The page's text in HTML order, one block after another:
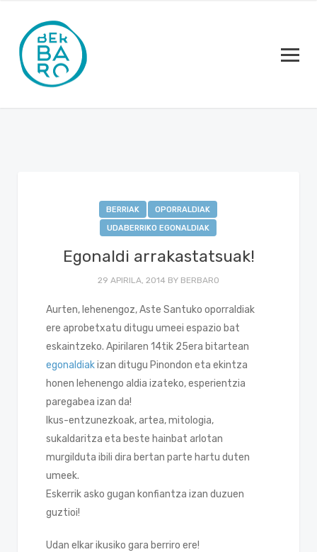
BERRIAK
OPORRALDIAK
UDABERRIKO EGONALDIAK
Egonaldi arrakastatsuak!
29 APIRILA, 2014 BY BERBARO
Aurten, lehenengoz, Aste Santuko oporraldiak
ere aprobetxatu ditugu umeei espazio bat
eskaintzeko. Apirilaren 14tik 25era bitartean
egonaldiakizan ditugu Pinondon eta ekintza
honen lehenengo aldia izateko, esperientzia
paregabea izan da!
Ikus-entzunezkoak, artea, mitologia,
sukaldaritza eta beste hainbat arlotan
murgilduta ibili dira bertan parte hartu duten
umeek.
Eskerrik asko gugan konfiantza izan duzuen
guztioi!
Udan elkar ikusiko gara berriro ere!